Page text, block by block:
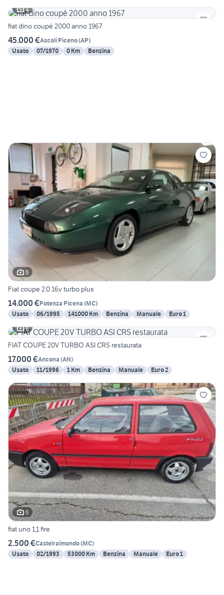
4
fiat dino coupé 2000 anno 1967
45.000 €Ascoli Piceno(AP)
Usato
07/1970 0 Km Benzina
6
Fiat coupe 2.0 16v turbo plus
14.000 €Potenza Picena (MC)
Usato
06/1995 141000 Km Benzina Manuale
Euro 1
6
FIAT COUPE 20V TURBO ASI CRS restaurata
17.000 €Ancona (AN)
Usato
11/1996 1 Km Benzina Manuale Euro 2
6
fiat uno 1,1 fire
2.500 €Castelraimondo(MC)
Usato
02/1993 53000 Km Benzina Manuale Euro 1